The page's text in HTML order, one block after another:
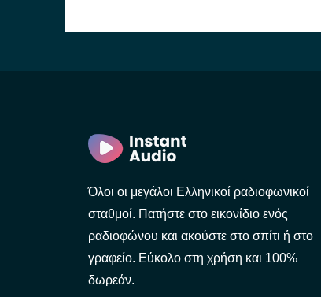
Όλοι οι μεγάλοι Ελληνικοί ραδιοφωνικοί
σταθμοί. Πατήστε στο εικονίδιο ενός
ραδιοφώνου και ακούστε στο σπίτι ή στο
γραφείο. Εύκολο στη χρήση και 100%
δωρεάν.